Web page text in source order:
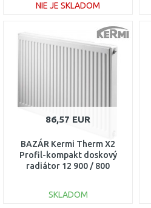
NIE JE SKLADOM
DO KOŠÍKA
86,57 EUR
BAZÁR Kermi Therm X2
Profil-kompakt doskový
radiátor 12 900 / 800
SKLADOM